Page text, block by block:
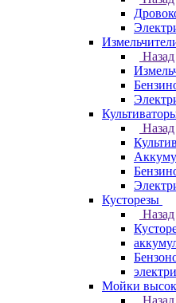
Назад
Назад
Кусторезы
Назад
Мойки
Назад